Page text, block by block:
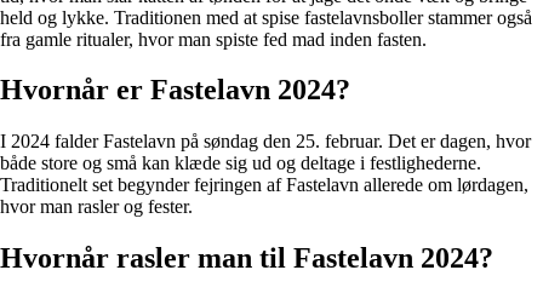
held og lykke. Traditionen med at spise fastelavnsboller stammer også
fra gamle ritualer, hvor man spiste fed mad inden fasten.
Hvornår er Fastelavn 2024?
I 2024 falder Fastelavn på søndag den 25. februar. Det er dagen, hvor
både store og små kan klæde sig ud og deltage i festlighederne.
Traditionelt set begynder fejringen af Fastelavn allerede om lørdagen,
hvor man rasler og fester.
Hvornår rasler man til Fastelavn 2024?